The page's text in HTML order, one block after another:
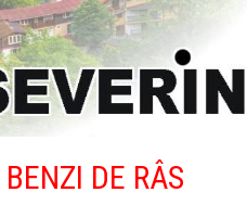
DE RÂS